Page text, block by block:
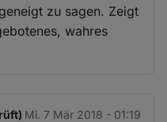
zu sagen. Zeigt
wahres
Mi. 7 Mär 2018 - 01:19